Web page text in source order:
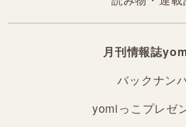
月刊情報誌
バックナン
yomiっこプレゼ